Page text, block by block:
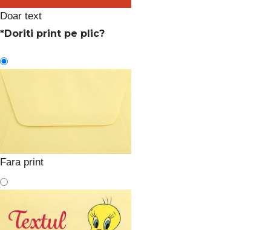
Doar text
*Doriti print pe plic?
Fara print